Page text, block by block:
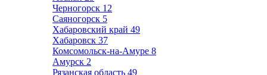
Черногорск 12
Саяногорск 5
Хабаровский край 49
Хабаровск 37
Комсомольск-на-Амуре 8
Амурск 2
Рязанская область 49